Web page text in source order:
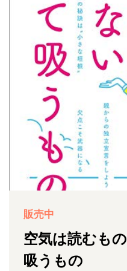
販売中
空気は読むも
吸うもの